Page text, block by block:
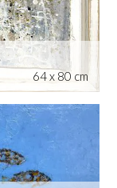
64 x 80 cm